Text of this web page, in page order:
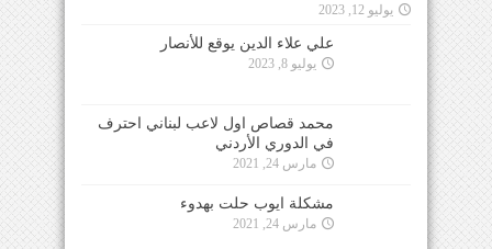
يوليو 12, 2023
علي علاء الدين يوقع للأنصار
يوليو 8, 2023
محمد قصاص اول لاعب لبناني احترف
في الدوري الأردني
مارس 24, 2021
مشكلة ايوب حلت بهدوء
مارس 24, 2021